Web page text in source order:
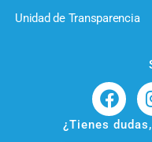
Unidad de Transparencia
¿Tienes